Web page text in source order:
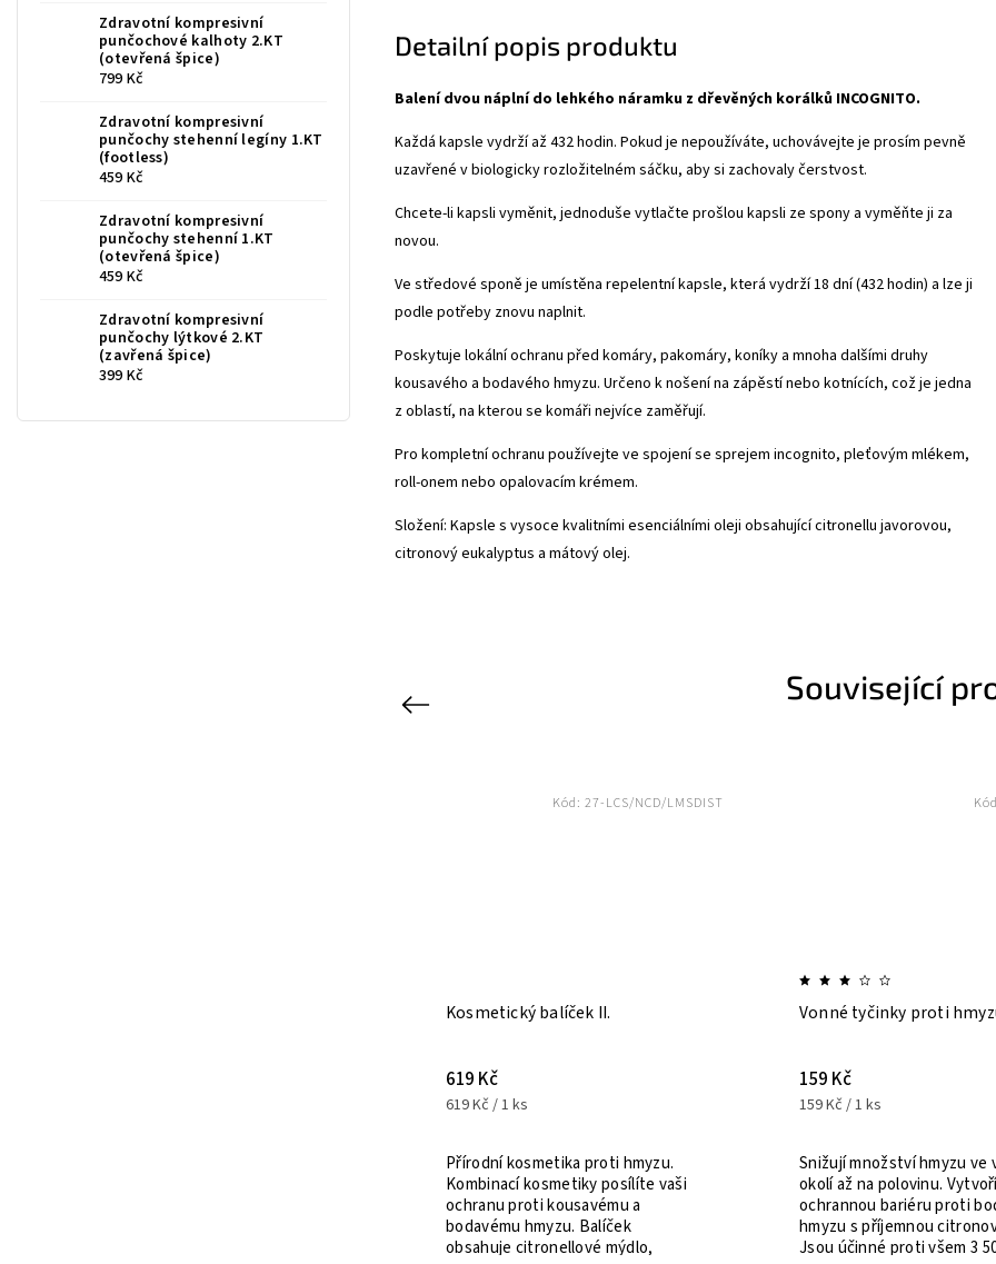
Zdravotní kompresivní
punčochové kalhoty 2.KT
(otevřená špice)
799 Kč
Zdravotní kompresivní
punčochy stehenní legíny 1.KT
(footless)
459 Kč
Zdravotní kompresivní
punčochy stehenní 1.KT
(otevřená špice)
459 Kč
Zdravotní kompresivní
punčochy lýtkové 2.KT
(zavřená špice)
399 Kč
Detailní popis produktu
Balení dvou náplní do lehkého náramku z dřevěných korálků INCOGNITO.
Každá kapsle vydrží až 432 hodin. Pokud je nepoužíváte, uchovávejte je prosím pevně
uzavřené v biologicky rozložitelném sáčku, aby si zachovaly čerstvost.
Chcete-li kapsli vyměnit, jednoduše vytlačte prošlou kapsli ze spony a vyměňte ji za
novou.
Ve středové sponě je umístěna repelentní kapsle, která vydrží 18 dní (432 hodin) a lze ji
podle potřeby znovu naplnit.
Poskytuje lokální ochranu před komáry, pakomáry, koníky a mnoha dalšími druhy
kousavého a bodavého hmyzu. Určeno k nošení na zápěstí nebo kotnících, což je jedna
z oblastí, na kterou se komáři nejvíce zaměřují.
Pro kompletní ochranu používejte ve spojení se sprejem incognito, pleťovým mlékem,
roll-onem nebo opalovacím krémem.
Složení: Kapsle s vysoce kvalitními esenciálními oleji obsahující citronellu javorovou,
citronový eukalyptus a mátový olej.
Související
Previous
Kosmetický balíček II.
619 Kč / 1 ks
Přírodní kosmetika proti hmyzu.
Kombinací kosmetiky posílíte vaši
ochranu proti kousavému a
bodavému hmyzu. Balíček
obsahuje citronellové mýdlo,
27-LCS/NCD/LMSDIST
Vonné tyčinky proti hmyzu
159 Kč / 1 ks
Snižují množství hmyzu ve vašem
okolí až na polovinu. Vytvoří kolem
ochrannou bariéru proti bodavému
hmyzu s příjemnou citronovou vůní.
Jsou účinné proti všem 3 500
27-